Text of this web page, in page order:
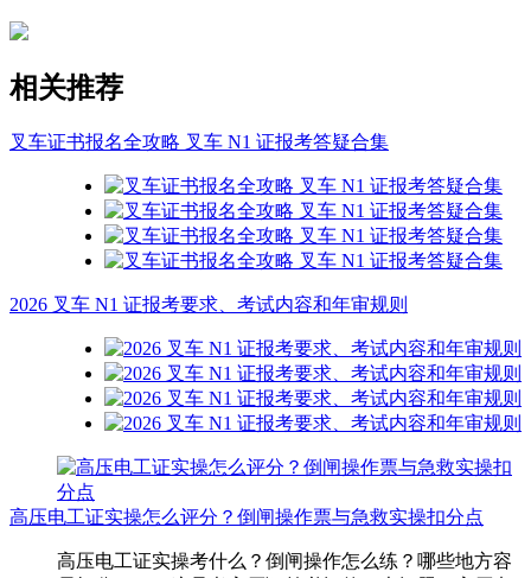
相关推荐
叉车证书报名全攻略 叉车 N1 证报考答疑合集
2026 叉车 N1 证报考要求、考试内容和年审规则
高压电工证实操怎么评分？倒闸操作票与急救实操扣分点
高压电工证实操考什么？倒闸操作怎么练？哪些地方容